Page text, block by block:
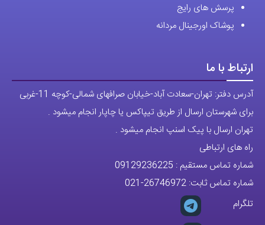
پرسش های رایج
پوشاک اورجینال مردانه
ارتباط با ما
آدرس دفتر: تهران-سعادت آباد-خیابان صرافهای شمالی-کوچه 11-غربی
برای شهرستان ارسال از طریق تیپاکس یا چاپار انجام میشود .
تهران ارسال با پیک اسنپ انجام میشود .
راه های ارتباطی
شماره تماس مستقیم : 09129236225
شماره تماس ثابت: 26746972
-021
تلگرام